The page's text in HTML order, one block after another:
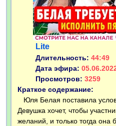
Lite
Длительность: 44:49
Дата эфира:
Просмотров: 3259
Краткое содержание:
Юля Белая поставила
Девушка хочет, чтобы
желаний, и только тогда она